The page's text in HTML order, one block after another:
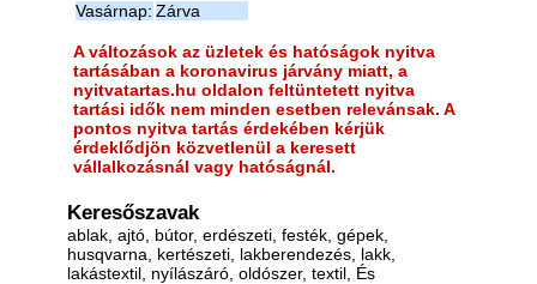
Vasárnap: Zárva
A változások az üzletek és hatóságok nyitva
tartásában a koronavirus járvány miatt, a
nyitvatartas.hu oldalon feltüntetett nyitva
tartási idők nem minden esetben relevánsak. A
pontos nyitva tartás érdekében kérjük
érdeklődjön közvetlenül a keresett
vállalkozásnál vagy hatóságnál.
Keresőszavak
ablak, ajtó, bútor, erdészeti, festék, gépek,
husqvarna, kertészeti, lakberendezés, lakk,
lakástextil, nyílászáró, oldószer, textil, És